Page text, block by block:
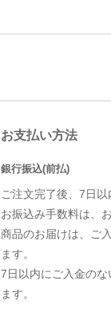
お支払い方法
銀行振込(前払)
ご注文完了後、7日
お振込み手数料は、
商品のお届けは、ご
ます。
7日以内にご入金の
ます。